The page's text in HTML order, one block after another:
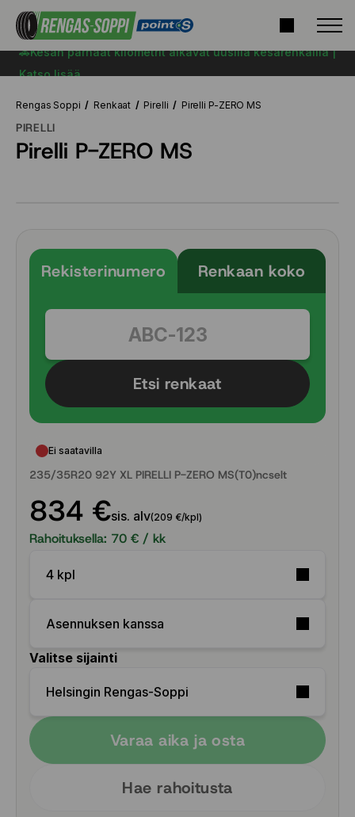
🚗Kesän parhaat kilometrit alkavat uusilla kesärenkailla |
Katso lisää
Rengas Soppi Renkaat Pirelli Pirelli P-ZERO MS
PIRELLI
Pirelli P-ZERO MS
Rekisterinumero Renkaan koko
Etsi renkaat
Ei saatavilla
235/35R20 92Y XL PIRELLI P-ZERO MS(T0)ncselt
834 €sis. alv(209 €/kpl)
Rahoituksella: 70 € / kk
4 kpl
Asennuksen kanssa
Valitse sijainti
Helsingin Rengas-Soppi
Varaa aika ja osta
Hae rahoitusta